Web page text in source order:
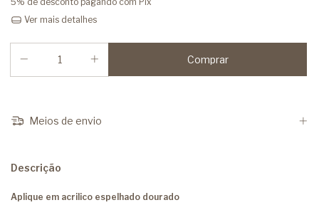
Ver mais detalhes
Meios de envio
Descrição
Aplique em acrilico espelhado dourado